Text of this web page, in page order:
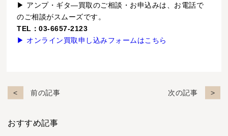
▶ アンプ・ギタ―買取のご相談・お申込みは、お電話で
のご相談がスムーズです。
TEL：03-6657-2123
▶ オンライン買取申し込みフォームはこちら
前の記事 次の記事
おすすめ記事